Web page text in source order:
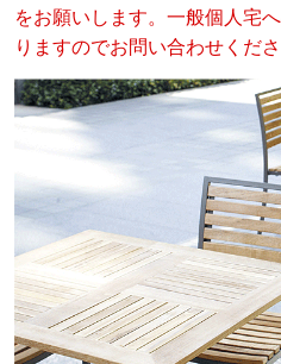
をお願いします。一般個人宅
りますのでお問い合わせくださ